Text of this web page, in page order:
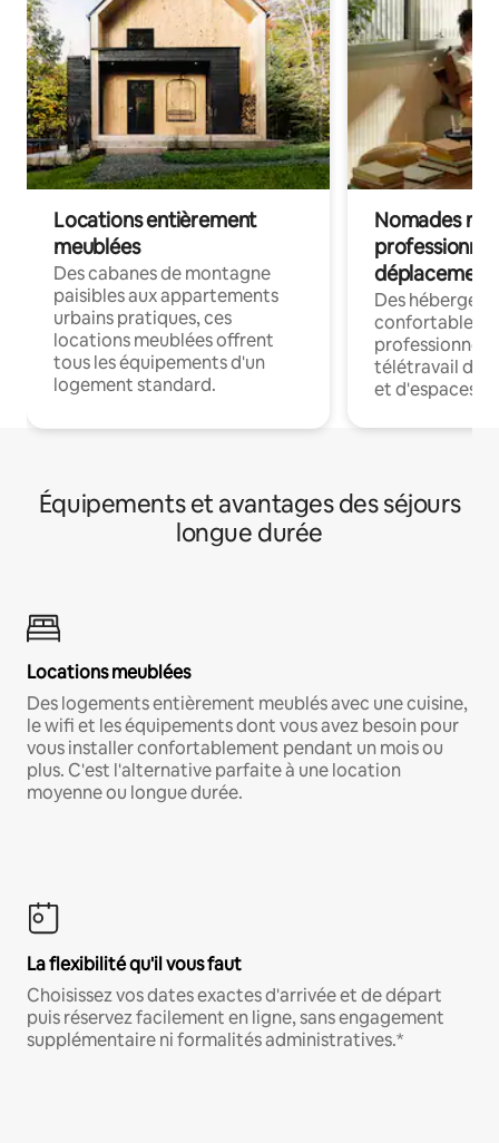
Locations entièrement
meublées
Des cabanes de montagne
paisibles aux appartements
urbains pratiques, ces
locations meublées offrent
tous les équipements d'un
logement standard.
Nomades
déplacement
Des
confortables
professionnels
télétravail
et d'espaces
Équipements et avantages des séjours
longue durée
Locations meublées
Des logements entièrement meublés avec une cuisine,
le wifi et les équipements dont vous avez besoin pour
vous installer confortablement pendant un mois ou
plus. C'est l'alternative parfaite à une location
moyenne ou longue durée.
La flexibilité qu'il vous faut
Choisissez vos dates exactes d'arrivée et de départ
puis réservez facilement en ligne, sans engagement
supplémentaire ni formalités administratives.*